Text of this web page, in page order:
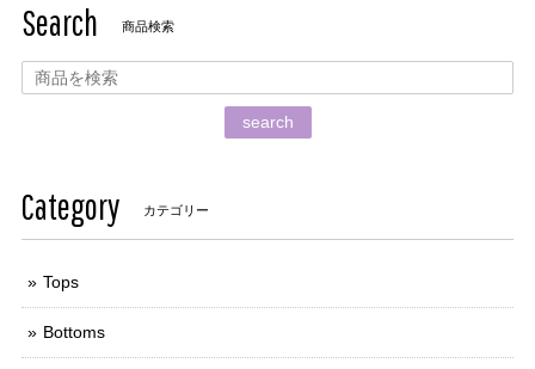
Search 商品検索
search
Category カテゴリー
Tops
Bottoms